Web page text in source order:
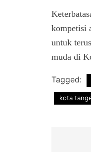
kompetisi
untuk
muda di
Tagged:
kota